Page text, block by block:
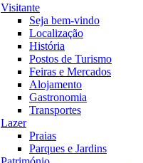
Visitante
Seja bem-vindo
Localização
História
Postos de Turismo
Feiras e Mercados
Alojamento
Gastronomia
Transportes
Lazer
Praias
Parques e Jardins